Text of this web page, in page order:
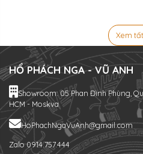
Xem
HỔ PHÁCH NGA - VŨ ANH
Showroom: 05 Phan Đình Phùng,
HCM - Moskva
HoPhachNgaVuAnh@gmail.com
Zalo 0914.757.444